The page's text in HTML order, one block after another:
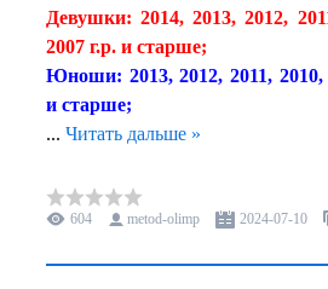
Девушки: 2014, 2013, 2012,
2007 г.р. и старше;
Юноши: 2013, 2012, 2011, 2010,
и старше;
... Читать дальше »
604 metod-olimp 2024-07-10